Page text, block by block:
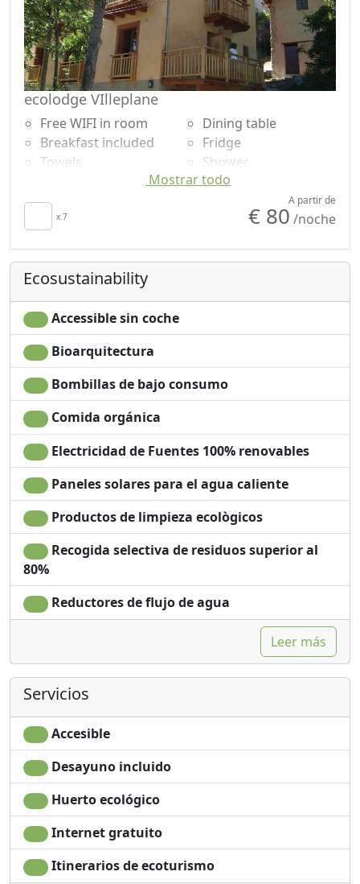
ecolodge VIlleplane
Free WIFI in room
Breakfast included
Towels
Cupboard or
Wardrobe
Fireplace
Dining table
Fridge
Shower
Mountain view
Panoramic view
Mostrar todo
x 7
A partir de
€ 80 /noche
Ecosustainability
Accessible sin coche
Bioarquitectura
Bombillas de bajo consumo
Comida orgánica
Electricidad de Fuentes 100% renovables
Paneles solares para el agua caliente
Productos de limpieza ecològicos
Recogida selectiva de residuos superior al
80%
Reductores de flujo de agua
Leer más
Servicios
Accesible
Desayuno incluido
Huerto ecológico
Internet gratuito
Itinerarios de ecoturismo